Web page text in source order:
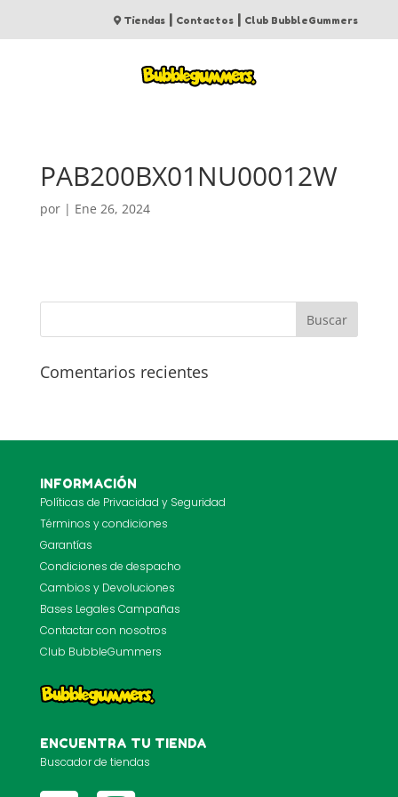
Tiendas | Contactos | Club BubbleGummers
PAB200BX01NU00012W
por | Ene 26, 2024
Comentarios recientes
INFORMACIÓN
Políticas de Privacidad y Seguridad
Términos y condiciones
Garantías
Condiciones de despacho
Cambios y Devoluciones
Bases Legales Campañas
Contactar con nosotros
Club BubbleGummers
ENCUENTRA TU TIENDA
Buscador de tiendas